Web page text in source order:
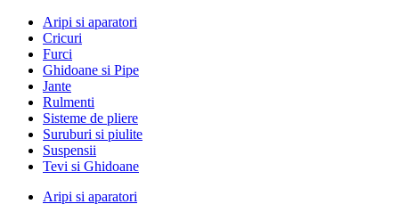
Aripi si aparatori
Cricuri
Furci
Ghidoane si Pipe
Jante
Rulmenti
Sisteme de pliere
Suruburi si piulite
Suspensii
Tevi si Ghidoane
Aripi si aparatori